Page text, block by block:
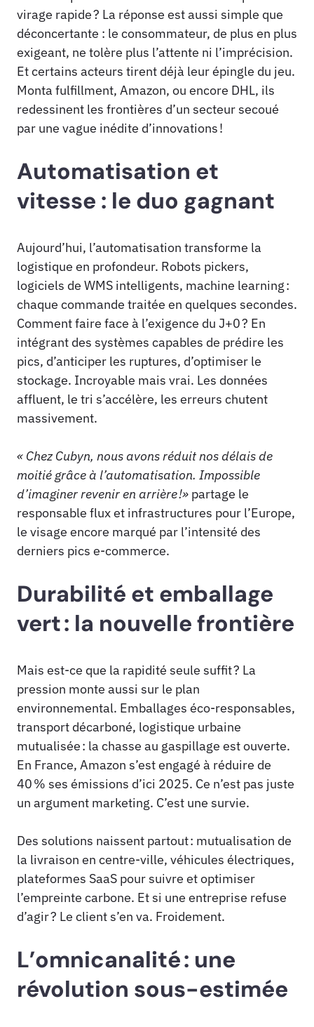
virage rapide ? La réponse est aussi simple que
déconcertante : le consommateur, de plus en plus
exigeant, ne tolère plus l’attente ni l’imprécision.
Et certains acteurs tirent déjà leur épingle du jeu.
Monta fulfillment, Amazon, ou encore DHL, ils
redessinent les frontières d’un secteur secoué
par une vague inédite d’innovations !
Automatisation et
vitesse : le duo gagnant
Aujourd’hui, l’automatisation transforme la
logistique en profondeur. Robots pickers,
logiciels de WMS intelligents, machine learning :
chaque commande traitée en quelques secondes.
Comment faire face à l’exigence du J+0 ? En
intégrant des systèmes capables de prédire les
pics, d’anticiper les ruptures, d’optimiser le
stockage. Incroyable mais vrai. Les données
affluent, le tri s’accélère, les erreurs chutent
massivement.
« Chez Cubyn, nous avons réduit nos délais de
moitié grâce à l’automatisation. Impossible
d’imaginer revenir en arrière !» partage le
responsable flux et infrastructures pour l’Europe,
le visage encore marqué par l’intensité des
derniers pics e-commerce.
Durabilité et emballage
vert : la nouvelle frontière
Mais est-ce que la rapidité seule suffit ? La
pression monte aussi sur le plan
environnemental. Emballages éco-responsables,
transport décarboné, logistique urbaine
mutualisée : la chasse au gaspillage est ouverte.
En France, Amazon s’est engagé à réduire de
40 % ses émissions d’ici 2025. Ce n’est pas juste
un argument marketing. C’est une survie.
Des solutions naissent partout : mutualisation de
la livraison en centre-ville, véhicules électriques,
plateformes SaaS pour suivre et optimiser
l’empreinte carbone. Et si une entreprise refuse
d’agir ? Le client s’en va. Froidement.
L’omnicanalité : une
révolution sous-estimée